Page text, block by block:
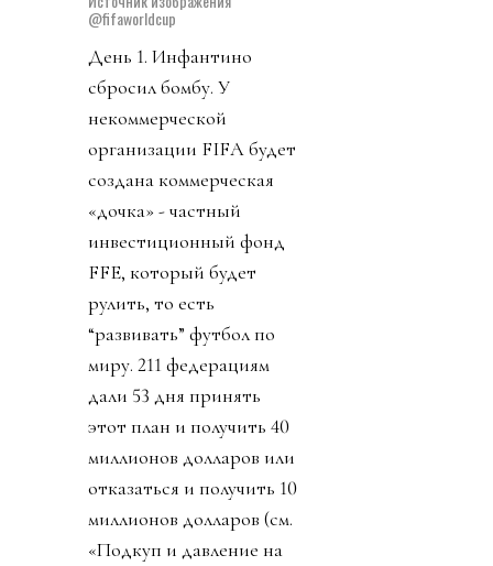
@fifaworldcup
День 1. Инфантино
сбросил бомбу. У
некоммерческой
организации FIFA будет
создана коммерческая
«дочка» - частный
инвестиционный фонд
FFE, который будет
рулить, то есть
“развивать” футбол по
миру. 211 федерациям
дали 53 дня принять
этот план и получить 40
миллионов долларов или
отказаться и получить 10
миллионов долларов (см.
«Подкуп и давление на